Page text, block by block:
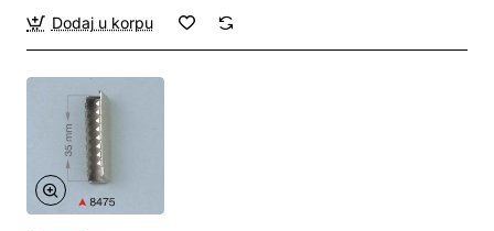
Dodaj u korpu